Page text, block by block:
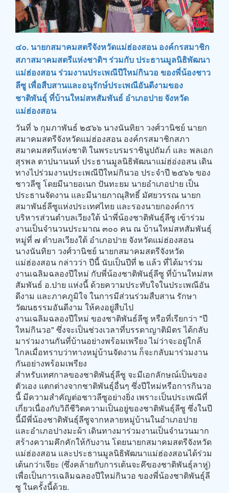
๔๐. นายกสมาคมสตรีจังหวัดแม่ฮ่องสอน องค์กรสมาชิก
สภาสมาคมสตรีแห่งชาติฯ ร่วมกับ ประธานมูลนิธิพัฒนา
แม่ฮ่องสอน ร่วมงานประเพณีปีใหม่กินวอ ของพี่น้องชาว
ลีซู เพื่อสืบสานและอนุรักษ์ประเพณีอันดีงามของ
ชาติพันธุ์ ที่บ้านใหม่สหสัมพันธ์ อำเภอปาย จังหวัด
แม่ฮ่องสอน
วันที่ ๖ กุมภาพันธ์ ๒๕๖๖ นางนันทิยา วงศ์วานิชย์ นายก
สมาคมสตรีจังหวัดแม่ฮ่องสอน องค์กรสมาชิกสภา
สมาคมสตรีแห่งชาติ ในพระบรมราชินูปถัมภ์ และ พลเอก
สุรพล ตาปนานนท์ ประธานมูลนิธิพัฒนาแม่ฮ่อ่งอสน เดิน
ทางไปร่วมงานประเพณีปีใหม่กินวอ ประจำปี ๒๕๖๖ ของ
ชาวลีซู โดยมีนายอเนก ปันทะยม นายอำเภอปาย เป็น
ประธานจัดงาน และมีนายภาณุสิทธิ์ มัศยวรรณ นายก
สมาพันธ์ลีซูแห่งประเทศไทย และรองนายกองค์การ
บริหารส่วนตำบลเวียงใต้ นำพี่น้องชาติพันธุ์ลีซู เข้าร่วม
งานเป็นจำนวนประมาณ ๓๐๐ คน ณ บ้านใหม่สหสัมพันธุ์
หมู่ที่ ๗ ตำบลเวียงใต้ อำเภอปาย จังหวัดแม่ฮ่องสอน
นางนันทิยา วงศ์วานิชย์ นายกสมาคมสตรีจังหวัด
แม่ฮ่องสอน กล่าวว่า ปีนี้ นับเป็นปีที่ ๒ แล้ว ที่ได้มาร่วม
งานเฉลิมฉลองปีใหม่ กับพี่น้องชาติพันธุ์ลีซู ที่บ้านใหม่สห
สัมพันธ์ อ.ปาย แห่งนี้ ด้วยความประทับใจในประเพณีอัน
ดีงาม และภาคภูมิใจ ในการมีส่วนร่วมสืบสาน รักษา
วัฒนธรรมอันดีงาม ให้คงอยู่สืบไป
งานเฉลิมฉลองปีใหม่ ของชาติพันธ์ลีซู หรือที่เรียกว่า "ปี
ใหม่กินวอ" ซึ่งจะเป็นช่วงเวลาที่บรรดาญาติมิตร ได้กลับ
มาร่วมงานกันที่บ้านอย่างพร้อมเพรียง ไม่ว่าจะอยู่ใกล้
ไกลเมื่อทราบว่าทางหมู่บ้านจัดงาน ก็จะกลับมาร่วมงาน
กันอย่างพร้อมเพรียง
สำหรับเทศกาลของชาติพันธุ์ลีซู จะมีเอกลักษณ์เป็นของ
ตัวเอง แตกต่างจากชาติพันธุ์อื่นๆ ซึ่งปีใหม่หรือการกินวอ
นี้ มีความสำคัญต่อชาวลีซูอย่างยิ่ง เพราะเป็นประเพณีที่
เกี่ยวเนื่องกับวิถีชีวิตความเป็นอยู่ของชาติพันธุ์ลีซู ซึ่งในปี
นี้มีพี่น้องชาติพันธุ์ลีซูจากหลายหมู่บ้านในอำเภอปาย
และอำเภอปางมะผ้า เดินทางมาร่วมงานเป็นจำนวนมาก
สร้างความคึกคักให้กับงาน โดยนายกสมาคมสตรีจังหวัด
แม่ฮ่องสอน และประธานมูลนิธิพัฒนาแม่ฮ่องสอนได้ร่วม
เต้นกว่าเจียะ (ซึ่งคล้ายกับการเต้นจะคึของชาติพันธุ์ลาหู่)
เพื่อเป็นการเฉลิมฉลองปีใหม่กินวอ ของพี่น้องชาติพันธุ์ลี
ซู ในครั้งนี้ด้วย.